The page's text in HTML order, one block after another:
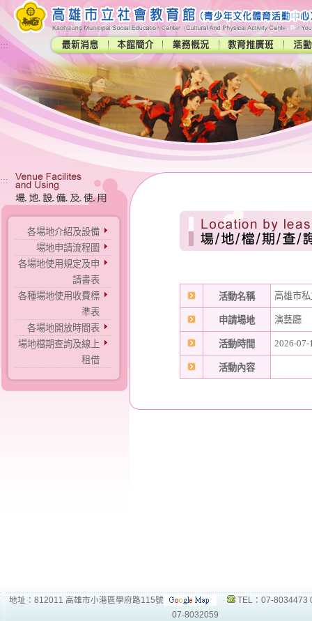
:::
:::
各場地介紹及設備
場地申請流程圖
各場地使用規定及申
請書表
各種場地使用收費標
準表
各場地開放時間表
場地檔期查詢及線上
租借
活動名稱 高雄市
申請場地 演藝廳
活動時間 2026-07-
活動內容
地址：812011 高雄市小港區學府路115號
TEL：07-8034473
07-8032059